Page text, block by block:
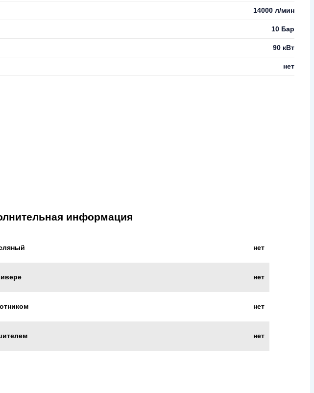
14000 л/мин
10 Бар
90 кВт
нет
информация
нет
нет
нет
нет